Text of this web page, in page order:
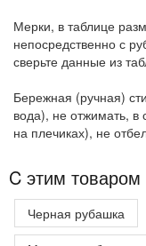
Мерки, в таблице
непосредственно с
сверьте данные из
Бережная (ручная)
вода), не отжимать,
на плечиках), не
C этим товаром
Черная рубашка